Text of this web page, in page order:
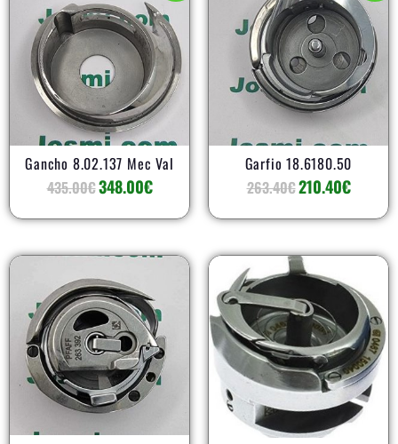
Gancho 8.02.137 Mec Val
435.00€
original
era:
435.00€.
348.00€
actual
es:
348.00€.
Garfio 18.6180.50
263.40€
original
era:
263.40€.
210.40€
actual
es: